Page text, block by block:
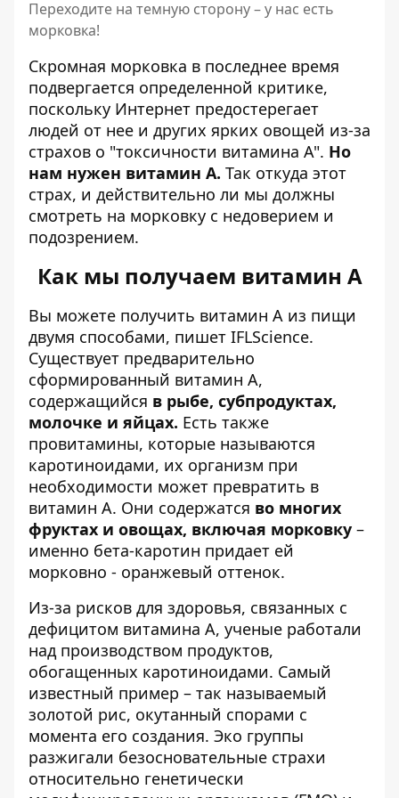
Переходите на темную сторону – у нас есть
морковка!
Скромная морковка в последнее время
подвергается определенной критике,
поскольку Интернет предостерегает
людей от нее и других ярких овощей из-за
страхов о "токсичности витамина А". Но
нам нужен витамин А. Так откуда этот
страх, и действительно ли мы должны
смотреть на морковку с недоверием и
подозрением.
Как мы получаем витамин А
Вы можете получить витамин А из пищи
двумя способами, пишет IFLScience.
Существует предварительно
сформированный витамин А,
содержащийся в рыбе, субпродуктах,
молочке и ​​яйцах. Есть также
провитамины, которые называются
каротиноидами, их организм при
необходимости может превратить в
витамин А. Они содержатся во многих
фруктах и ​​овощах, включая морковку –
именно бета-каротин придает ей
морковно - оранжевый оттенок.
Из-за рисков для здоровья, связанных с
дефицитом витамина А, ученые работали
над производством продуктов,
обогащенных каротиноидами. Самый
известный пример – так называемый
золотой рис, окутанный спорами с
момента его создания. Эко группы
разжигали безосновательные страхи
относительно генетически